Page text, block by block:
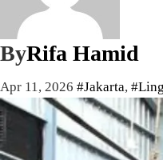
ByRifa Hamid
Apr 11, 2026 #Jakarta,